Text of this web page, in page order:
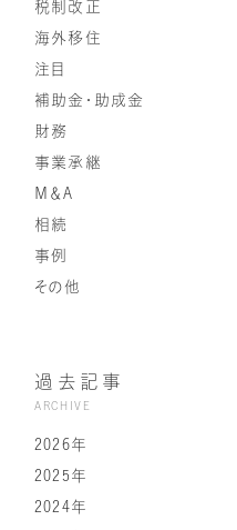
税制改正
海外移住
注目
補助金・助成金
財務
事業承継
Ｍ＆Ａ
相続
事例
その他
過去記事
ARCHIVE
2026年
2025年
2024年